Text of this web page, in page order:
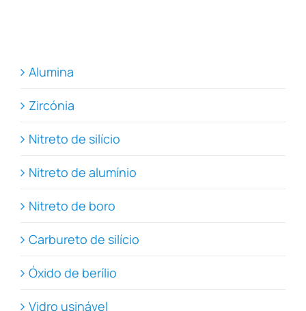
Alumina
Zircónia
Nitreto de silício
Nitreto de alumínio
Nitreto de boro
Carbureto de silício
Óxido de berílio
Vidro usinável